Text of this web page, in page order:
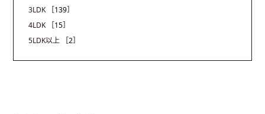
3LDK
［139］
4LDK
［15］
5LDK以上
［2］